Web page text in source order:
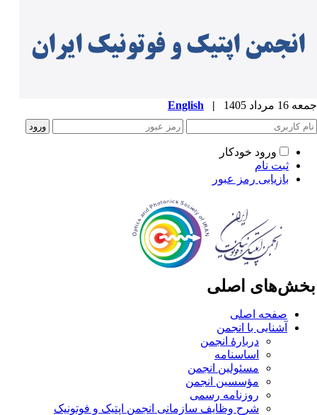
مرداد 1405 |
English
ورود خودکار
ثبت نام
بازیابی رمز عبور
اصلی
صفحه اصلی
آشنایی با انجمن
دربارۀ انجمن
اساسنامه
مسئولین انجمن
مؤسسین انجمن
روزنامه رسمی
شرح وظایف سازمانی انجمن اپتیک و فوتونیک